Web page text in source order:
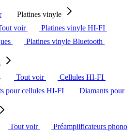
Platines vinyle
voir
Platines vinyle HI-FI
Platines vinyle Bluetooth
Tout voir
Cellules HI-FI
pour cellules HI-FI
Diamants pour
Tout voir
Préamplificateurs phono